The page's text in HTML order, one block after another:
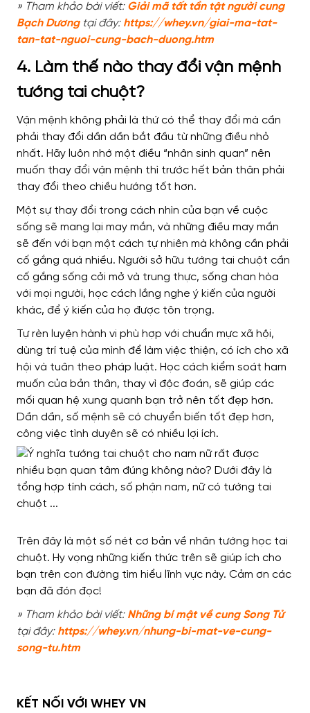
» Tham khảo bài viết: Giải mã tất tần tật người cung
Bạch Dương tại đây: https://whey.vn/giai-ma-tat-
tan-tat-nguoi-cung-bach-duong.htm
4. Làm thế nào thay đổi vận mệnh
tướng tai chuột?
Vận mệnh không phải là thứ có thể thay đổi mà cần
phải thay đổi dần dần bắt đầu từ những điều nhỏ
nhất. Hãy luôn nhớ một điều “nhân sinh quan” nên
muốn thay đổi vận mệnh thì trước hết bản thân phải
thay đổi theo chiều hướng tốt hơn.
Một sự thay đổi trong cách nhìn của bạn về cuộc
sống sẽ mang lại may mắn, và những điều may mắn
sẽ đến với bạn một cách tự nhiên mà không cần phải
cố gắng quá nhiều. Người sở hữu tướng tai chuột cần
cố gắng sống cởi mở và trung thực, sống chan hòa
với mọi người, học cách lắng nghe ý kiến ​​của người
khác, để ý kiến ​​của họ được tôn trọng.
Tự rèn luyện hành vi phù hợp với chuẩn mực xã hội,
dùng trí tuệ của mình để làm việc thiện, có ích cho xã
hội và tuân theo pháp luật. Học cách kiểm soát ham
muốn của bản thân, thay vì độc đoán, sẽ giúp các
mối quan hệ xung quanh bạn trở nên tốt đẹp hơn.
Dần dần, số mệnh sẽ có chuyển biến tốt đẹp hơn,
công việc tình duyên sẽ có nhiều lợi ích.
Trên đây là một số nét cơ bản về nhân tướng học tai
chuột. Hy vọng những kiến ​​thức trên sẽ giúp ích cho
bạn trên con đường tìm hiểu lĩnh vực này. Cảm ơn các
bạn đã đón đọc!
» Tham khảo bài viết: Những bí mật về cung Song Tử
tại đây: https://whey.vn/nhung-bi-mat-ve-cung-
song-tu.htm
KẾT NỐI VỚI WHEY VN